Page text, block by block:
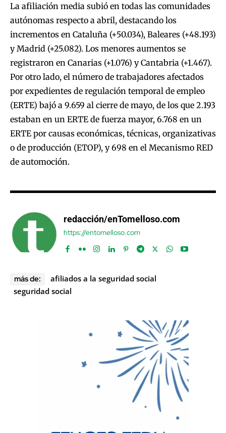
La afiliación media subió en todas las comunidades
autónomas respecto a abril, destacando los
incrementos en Cataluña (+50.034), Baleares (+48.193)
y Madrid (+25.082). Los menores aumentos se
registraron en Canarias (+1.076) y Cantabria (+1.467).
Por otro lado, el número de trabajadores afectados
por expedientes de regulación temporal de empleo
(ERTE) bajó a 9.659 al cierre de mayo, de los que 2.193
estaban en un ERTE de fuerza mayor, 6.768 en un
ERTE por causas económicas, técnicas, organizativas
o de producción (ETOP), y 698 en el Mecanismo RED
de automoción.
redacción/enTomelloso.com
https://entomelloso.com
más de:
afiliados a la seguridad social
seguridad social